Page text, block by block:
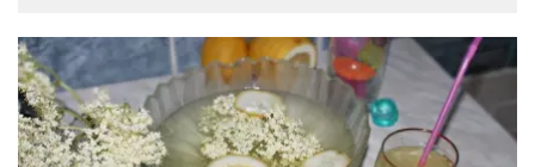
Top ásványi anyagok